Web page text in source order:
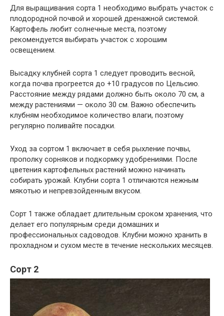
Для выращивания сорта 1 необходимо выбрать участок с
плодородной почвой и хорошей дренажной системой.
Картофель любит солнечные места, поэтому
рекомендуется выбирать участок с хорошим
освещением.
Высадку клубней сорта 1 следует проводить весной,
когда почва прогреется до +10 градусов по Цельсию.
Расстояние между рядами должно быть около 70 см, а
между растениями — около 30 см. Важно обеспечить
клубням необходимое количество влаги, поэтому
регулярно поливайте посадки.
Уход за сортом 1 включает в себя рыхление почвы,
прополку сорняков и подкормку удобрениями. После
цветения картофельных растений можно начинать
собирать урожай. Клубни сорта 1 отличаются нежным
мякотью и непревзойденным вкусом.
Сорт 1 также обладает длительным сроком хранения, что
делает его популярным среди домашних и
профессиональных садоводов. Клубни можно хранить в
прохладном и сухом месте в течение нескольких месяцев.
Сорт 2